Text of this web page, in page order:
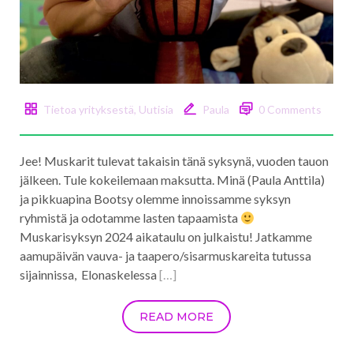
Tietoa yrityksestä, Uutisia Paula 0 Comments
Jee! Muskarit tulevat takaisin tänä syksynä, vuoden tauon
jälkeen. Tule kokeilemaan maksutta. Minä (Paula Anttila)
ja pikkuapina Bootsy olemme innoissamme syksyn
ryhmistä ja odotamme lasten tapaamista
Muskarisyksyn 2024 aikataulu on julkaistu! Jatkamme
aamupäivän vauva- ja taapero/sisarmuskareita tutussa
sijainnissa, Elonaskelessa[…]
READ MORE